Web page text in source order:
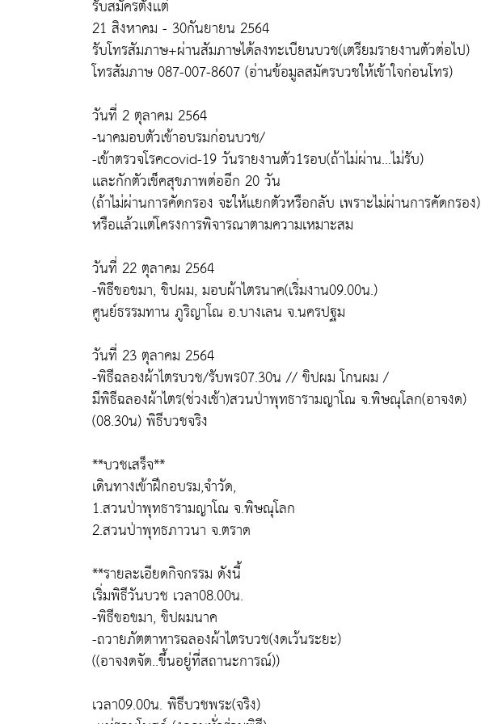
รับสมัครตั้งเเต่
21 สิงหาคม - 30กันยายน 2564
รับโทรสัมภาษ+ผ่านสัมภาษได้ลงทะเบียนบวช(เตรียมรายงานตัวต่อไป)
โทรสัมภาษ 087-007-8607 (อ่านข้อมูลสมัครบวชให้เข้าใจก่อนโทร)
วันที่ 2 ตุลาคม 2564
-นาคมอบตัวเข้าอบรมก่อนบวช/
-เข้าตรวจโรคcovid-19 วันรายงานตัว1รอบ(ถ้าไม่ผ่าน...ไม่รับ)
เเละกักตัวเช็คสุขภาพต่ออีก 20 วัน
(ถ้าไม่ผ่านการคัดกรอง จะให้เเยกตัวหรือกลับ เพราะไม่ผ่านการคัดกรอง)
หรือเเล้วเเต่โครงการพิจารณาตามความเหมาะสม
วันที่ 22 ตุลาคม 2564
-พิธีขอขมา, ขิปผม, มอบผ้าไตรนาค(เริ่มงาน09.00น.)
ศูนย์ธรรมทาน ภูริญาโณ อ.บางเลน จ.นครปฐม
วันที่ 23 ตุลาคม 2564
-พิธีฉลองผ้าไตรบวช/รับพร07.30น // ขิปผม โกนผม /
มีพิธีฉลองผ้าไตร(ช่วงเช้า)สวนป่าพุทธารามญาโณ จ.พิษณุโลก(อาจงด)
(08.30น) พิธีบวชจริง
**บวชเสร็จ**
เดินทางเข้าฝึกอบรม,จำวัด,
1.สวนป่าพุทธารามญาโณ จ.พิษณุโลก
2.สวนป่าพุทธภาวนา จ.ตราด
**รายละเอียดกิจกรรม ดังนี้
เริ่มพิธีวันบวช เวลา08.00น.
-พิธีขอขมา, ขิปผมนาค
-ถวายภัตตาหารฉลองผ้าไตรบวช(งดเว้นระยะ)
((อาจงดจัด..ขึ้นอยู่ที่สถานะการณ์))
เวลา09.00น. พิธีบวชพระ(จริง)